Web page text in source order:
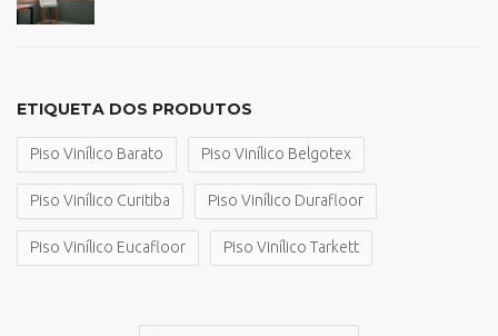
ETIQUETA DOS PRODUTOS
Piso Vinílico Barato Piso Vinílico Belgotex
Piso Vinílico Curitiba Piso Vinílico Durafloor
Piso Vinílico Eucafloor Piso Vinílico Tarkett